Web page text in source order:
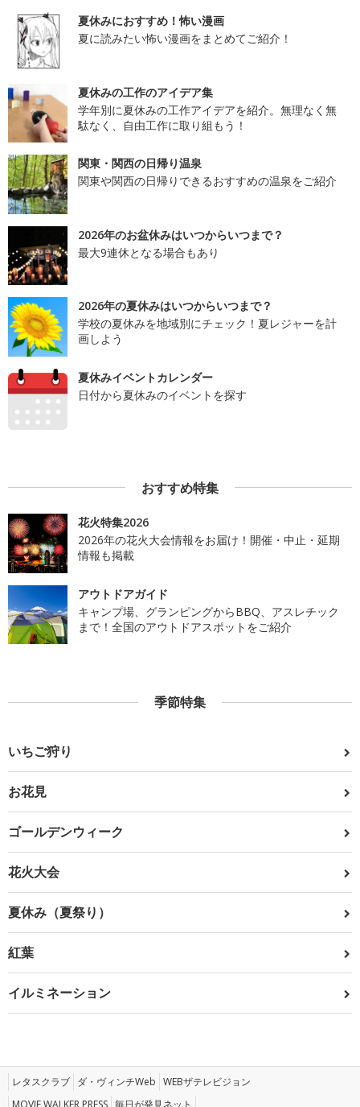
夏休みにおすすめ！怖い漫画
夏に読みたい怖い漫画をまとめてご紹介！
夏休みの工作のアイデア集
学年別に夏休みの工作アイデアを紹介。無理なく無
駄なく、自由工作に取り組もう！
関東・関西の日帰り温泉
関東や関西の日帰りできるおすすめの温泉をご紹介
2026年のお盆休みはいつからいつまで？
最大9連休となる場合もあり
2026年の夏休みはいつからいつまで？
学校の夏休みを地域別にチェック！夏レジャーを計
画しよう
夏休みイベントカレンダー
日付から夏休みのイベントを探す
おすすめ特集
花火特集2026
2026年の花火大会情報をお届け！開催・中止・延期
情報も掲載
アウトドアガイド
キャンプ場、グランピングからBBQ、アスレチック
まで！全国のアウトドアスポットをご紹介
季節特集
いちご狩り
お花見
ゴールデンウィーク
花火大会
夏休み（夏祭り）
紅葉
イルミネーション
レタスクラブ ダ・ヴィンチWeb WEBザテレビジョン
MOVIE WALKER PRESS 毎日が発見ネット